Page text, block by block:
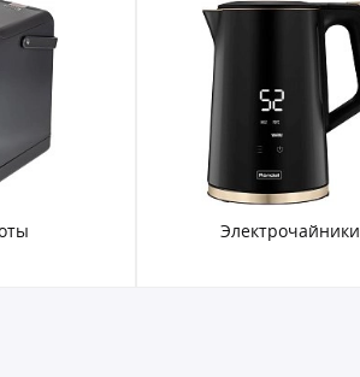
Электрочайники